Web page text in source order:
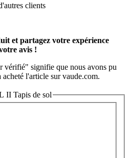
clients
et partagez votre expérience
avis !
vérifié" signifie que nous avons pu
l'article sur vaude.com.
II Tapis de sol